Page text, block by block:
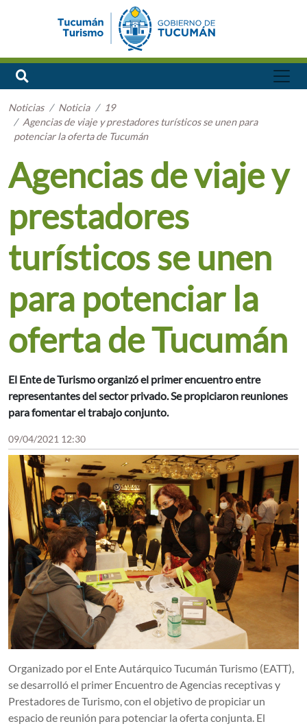
Noticias Noticia
19
Agencias de viaje y prestadores turísticos se unen para
potenciar la oferta de Tucumán
Agencias de viaje y
prestadores
turísticos se unen
para potenciar la
oferta de Tucumán
El Ente de Turismo organizó el primer encuentro entre
representantes del sector privado. Se propiciaron reuniones
para fomentar el trabajo conjunto.
09/04/2021 12:30
Organizado por el Ente Autárquico Tucumán Turismo (EATT),
se desarrolló el primer Encuentro de Agencias receptivas y
Prestadores de Turismo, con el objetivo de propiciar un
espacio de reunión para potenciar la oferta conjunta. El